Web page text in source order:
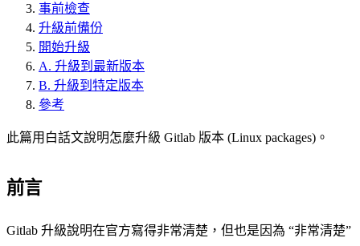
事前檢查
升級前備份
開始升級
A. 升級到最新版本
B. 升級到特定版本
參考
此篇用白話文說明怎麼升級 Gitlab 版本 (Linux packages)。
前言
Gitlab 升級說明在官方寫得非常清楚，但也是因為 “非常清楚”